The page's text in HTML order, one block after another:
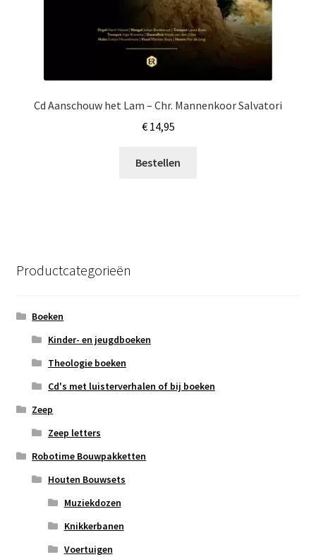
Cd Aanschouw het Lam – Chr. Mannenkoor Salvatori
€14,95
Bestellen
Productcategorieën
Boeken
Kinder- en jeugdboeken
Theologie boeken
Cd's met luisterverhalen of bij boeken
Zeep
Zeep letters
Robotime Bouwpakketten
Houten Bouwsets
Muziekdozen
Knikkerbanen
Voertuigen